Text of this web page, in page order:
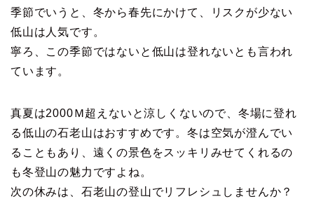
季節でいうと、冬から春先にかけて、リスクが少ない
低山は人気です。
寧ろ、この季節ではないと低山は登れないとも言われ
ています。
真夏は2000Ｍ超えないと涼しくないので、冬場に登れ
る低山の石老山はおすすめです。冬は空気が澄んでい
ることもあり、遠くの景色をスッキリみせてくれるの
も冬登山の魅力ですよね。
次の休みは、石老山の登山でリフレシュしませんか？